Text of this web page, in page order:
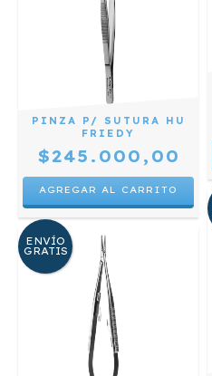
PINZA P/ SUTURA HU
FRIEDY
$245.000,00
ENVÍO
GRATIS